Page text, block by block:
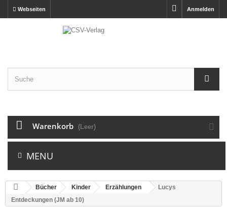
Anmelden
Webseiten
Warenkorb (Leer)
MENU
Bücher Kinder Erzählungen
Lucys
Entdeckungen (JM ab 10)